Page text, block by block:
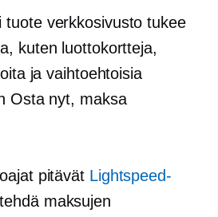
tuoteverkkosivusto tukee
kuten luottokortteja,
ja vaihtoehtoisia
Osta nyt, maksa
pitävät Lightspeed-
tehdä maksujen